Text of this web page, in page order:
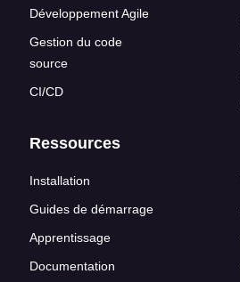
Développement Agile
Gestion du code
source
CI/CD
Ressources
Installation
Guides de démarrage
Apprentissage
Documentation